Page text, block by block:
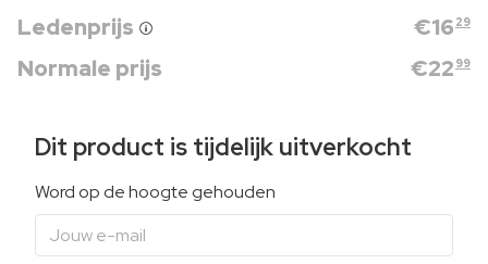
Ledenprijs €16 29
Normale prijs €22 99
Dit product is tijdelijk uitverkocht
Word op de hoogte gehouden